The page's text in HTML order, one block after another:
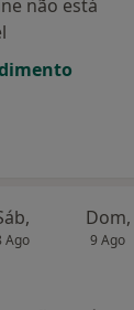
não está
Ago
Dom,
9 Ago